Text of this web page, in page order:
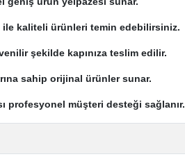
kaliteli ürünleri temin edebilirsiniz.
şekilde kapınıza teslim edilir.
sahip orijinal ürünler sunar.
profesyonel müşteri desteği sağlanır.